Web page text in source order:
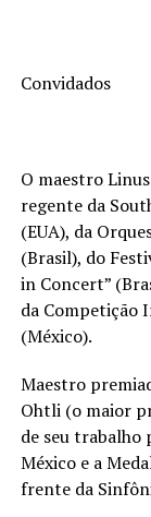
Convidados
O maestro
regente da
(EUA), da
(Brasil), do
in Concert”
da Competição
(México).
Maestro
Ohtli (o maior
de seu trabalho
México e a
frente da